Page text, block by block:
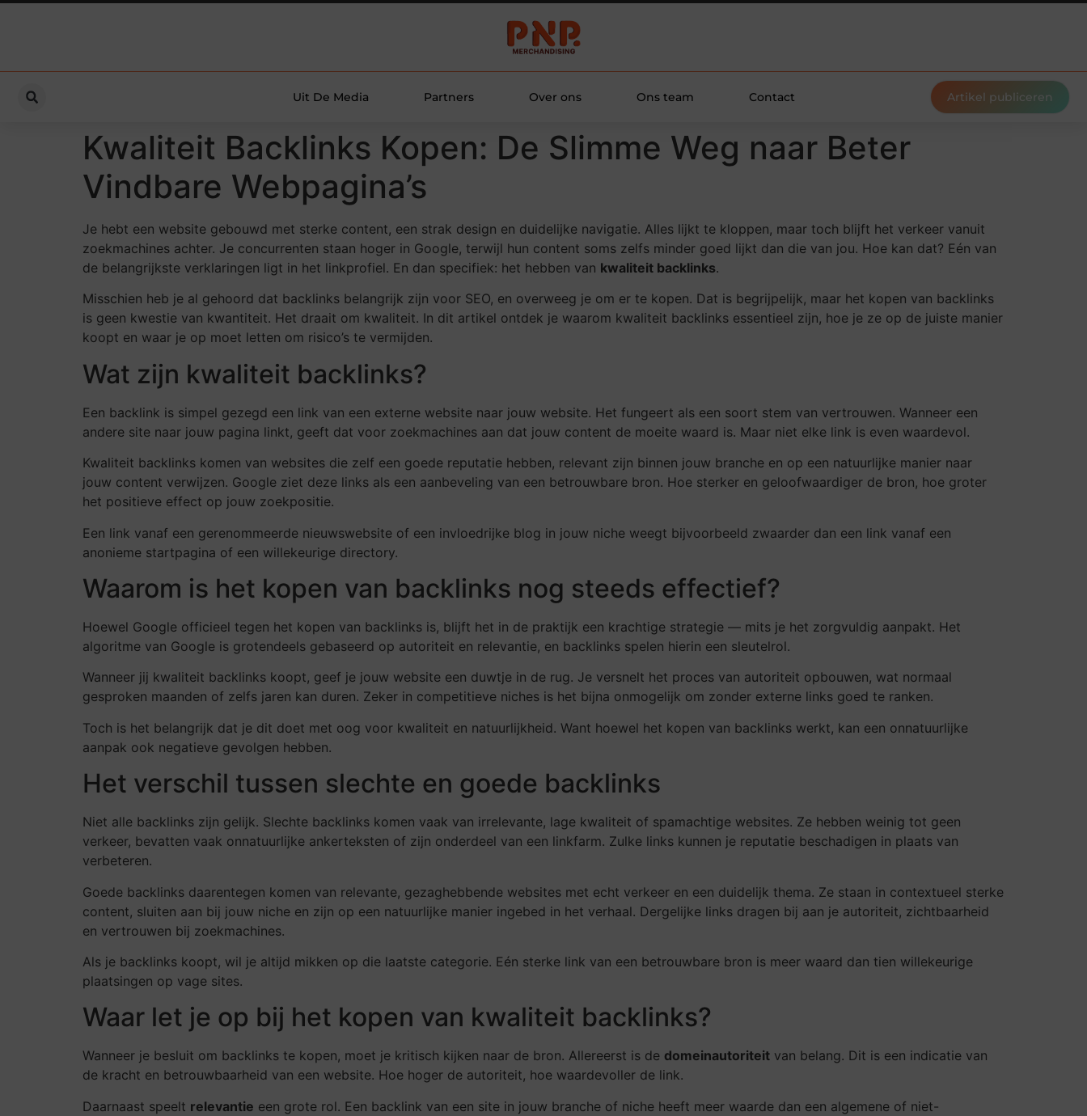
Uit De Media Partners Over ons Ons team Contact Artikel publiceren
Kwaliteit Backlinks Kopen: De Slimme Weg naar Beter
Vindbare Webpagina’s
Je hebt een website gebouwd met sterke content, een strak design en duidelijke navigatie. Alles lijkt te kloppen, maar toch blijft het verkeer vanuit
zoekmachines achter. Je concurrenten staan hoger in Google, terwijl hun content soms zelfs minder goed lijkt dan die van jou. Hoe kan dat? Eén van
de belangrijkste verklaringen ligt in het linkprofiel. En dan specifiek: het hebben van kwaliteit backlinks.
Misschien heb je al gehoord dat backlinks belangrijk zijn voor SEO, en overweeg je om er te kopen. Dat is begrijpelijk, maar het kopen van backlinks
is geen kwestie van kwantiteit. Het draait om kwaliteit. In dit artikel ontdek je waarom kwaliteit backlinks essentieel zijn, hoe je ze op de juiste manier
koopt en waar je op moet letten om risico’s te vermijden.
Wat zijn kwaliteit backlinks?
Een backlink is simpel gezegd een link van een externe website naar jouw website. Het fungeert als een soort stem van vertrouwen. Wanneer een
andere site naar jouw pagina linkt, geeft dat voor zoekmachines aan dat jouw content de moeite waard is. Maar niet elke link is even waardevol.
Kwaliteit backlinks komen van websites die zelf een goede reputatie hebben, relevant zijn binnen jouw branche en op een natuurlijke manier naar
jouw content verwijzen. Google ziet deze links als een aanbeveling van een betrouwbare bron. Hoe sterker en geloofwaardiger de bron, hoe groter
het positieve effect op jouw zoekpositie.
Een link vanaf een gerenommeerde nieuwswebsite of een invloedrijke blog in jouw niche weegt bijvoorbeeld zwaarder dan een link vanaf een
anonieme startpagina of een willekeurige directory.
Waarom is het kopen van backlinks nog steeds effectief?
Hoewel Google officieel tegen het kopen van backlinks is, blijft het in de praktijk een krachtige strategie — mits je het zorgvuldig aanpakt. Het
algoritme van Google is grotendeels gebaseerd op autoriteit en relevantie, en backlinks spelen hierin een sleutelrol.
Wanneer jij kwaliteit backlinks koopt, geef je jouw website een duwtje in de rug. Je versnelt het proces van autoriteit opbouwen, wat normaal
gesproken maanden of zelfs jaren kan duren. Zeker in competitieve niches is het bijna onmogelijk om zonder externe links goed te ranken.
Toch is het belangrijk dat je dit doet met oog voor kwaliteit en natuurlijkheid. Want hoewel het kopen van backlinks werkt, kan een onnatuurlijke
aanpak ook negatieve gevolgen hebben.
Het verschil tussen slechte en goede backlinks
Niet alle backlinks zijn gelijk. Slechte backlinks komen vaak van irrelevante, lage kwaliteit of spamachtige websites. Ze hebben weinig tot geen
verkeer, bevatten vaak onnatuurlijke ankerteksten of zijn onderdeel van een linkfarm. Zulke links kunnen je reputatie beschadigen in plaats van
verbeteren.
Goede backlinks daarentegen komen van relevante, gezaghebbende websites met echt verkeer en een duidelijk thema. Ze staan in contextueel sterke
content, sluiten aan bij jouw niche en zijn op een natuurlijke manier ingebed in het verhaal. Dergelijke links dragen bij aan je autoriteit, zichtbaarheid
en vertrouwen bij zoekmachines.
Als je backlinks koopt, wil je altijd mikken op die laatste categorie. Eén sterke link van een betrouwbare bron is meer waard dan tien willekeurige
plaatsingen op vage sites.
Waar let je op bij het kopen van kwaliteit backlinks?
Wanneer je besluit om backlinks te kopen, moet je kritisch kijken naar de bron. Allereerst is de domeinautoriteit van belang. Dit is een indicatie van
de kracht en betrouwbaarheid van een website. Hoe hoger de autoriteit, hoe waardevoller de link.
Daarnaast speelt relevantie een grote rol. Een backlink van een site in jouw branche of niche heeft meer waarde dan een algemene of niet-